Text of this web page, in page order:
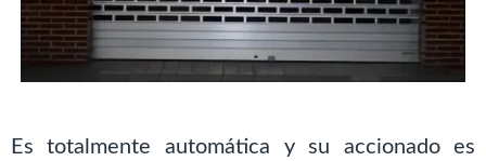
Es totalmente automática y su accionado es